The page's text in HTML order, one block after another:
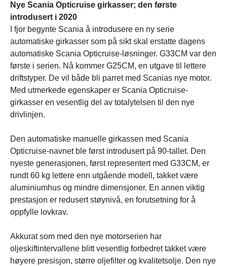
Nye Scania Opticruise girkasser; den første
introdusert i 2020
I fjor begynte Scania å introdusere en ny serie
automatiske girkasser som på sikt skal erstatte dagens
automatiske Scania Opticruise-løsninger. G33CM var den
første i serien. Nå kommer G25CM, en utgave til lettere
driftstyper. De vil både bli parret med Scanias nye motor.
Med utmerkede egenskaper er Scania Opticruise-
girkasser en vesentlig del av totalytelsen til den nye
drivlinjen.
Den automatiske manuelle girkassen med Scania
Opticruise-navnet ble først introdusert på 90-tallet. Den
nyeste generasjonen, først representert med G33CM, er
rundt 60 kg lettere enn utgående modell, takket være
aluminiumhus og mindre dimensjoner. En annen viktig
prestasjon er redusert støynivå, en forutsetning for å
oppfylle lovkrav.
Akkurat som med den nye motorserien har
oljeskiftintervallene blitt vesentlig forbedret takket være
høyere presisjon, større oljefilter og kvalitetsolje. Den nye